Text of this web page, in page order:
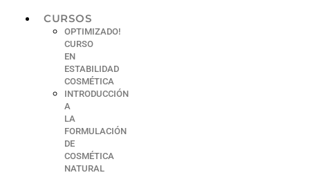
CURSOS
OPTIMIZADO!
CURSO
EN
ESTABILIDAD
COSMÉTICA
INTRODUCCIÓN
A
LA
FORMULACIÓN
DE
COSMÉTICA
NATURAL